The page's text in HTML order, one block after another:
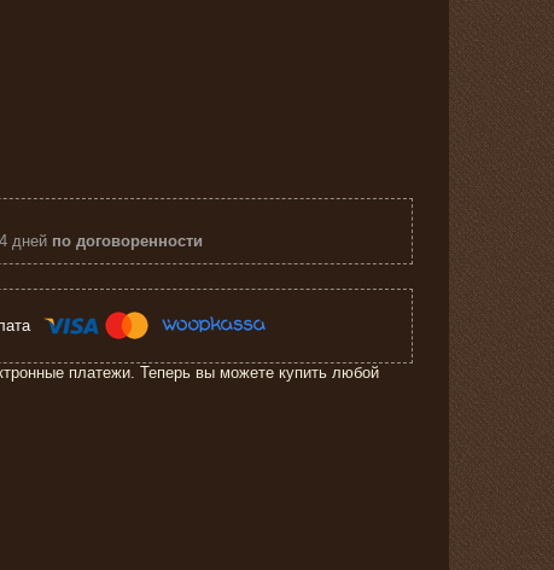
дней по договоренности
платежи. Теперь вы можете купить любой